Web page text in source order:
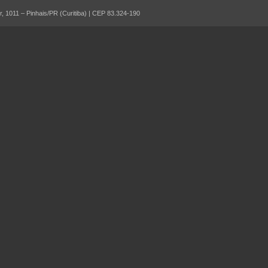
1011 – Pinhais/PR (Curitiba) | CEP 83.324-190